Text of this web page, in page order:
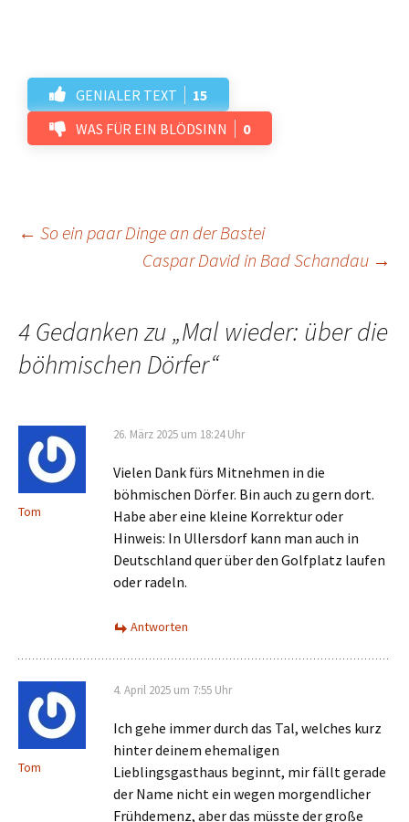
GENIALER TEXT
15
WAS FÜR EIN BLÖDSINN
0
Beitrags-
← So ein paar Dinge an der Bastei
Caspar David in Bad Schandau →
4 Gedanken zu „Mal wieder: über die
böhmischen Dörfer“
Tom
26. März 2025 um 18:24 Uhr
Vielen Dank fürs Mitnehmen in die
böhmischen Dörfer. Bin auch zu gern dort.
Habe aber eine kleine Korrektur oder
Hinweis: In Ullersdorf kann man auch in
Deutschland quer über den Golfplatz laufen
oder radeln.
Antworten
Tom
4. April 2025 um 7:55 Uhr
Ich gehe immer durch das Tal, welches kurz
hinter deinem ehemaligen
Lieblingsgasthaus beginnt, mir fällt gerade
der Name nicht ein wegen morgendlicher
Frühdemenz, aber das müsste der große